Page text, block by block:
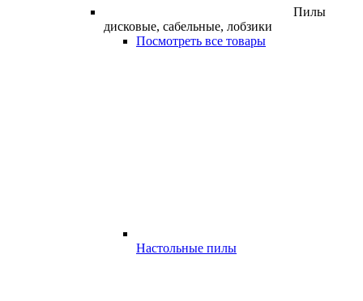
Пилы
дисковые, сабельные, лобзики
Посмотреть все товары
Настольные пилы